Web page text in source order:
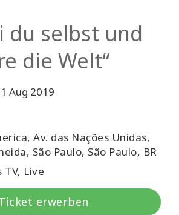
du selbst und
die Welt“
Aug 2019
Av. das Nações Unidas,
São Paulo, São Paulo, BR
TV, Live
erwerben